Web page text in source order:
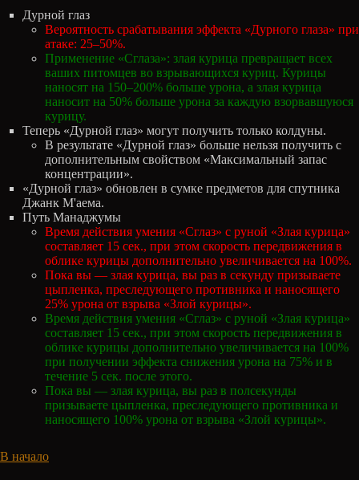
Дурной глаз
Вероятность срабатывания эффекта «Дурного глаза» при
атаке: 25–50%.
Применение «Сглаза»: злая курица превращает всех
ваших питомцев во взрывающихся куриц. Курицы
наносят на 150–200% больше урона, а злая курица
наносит на 50% больше урона за каждую взорвавшуюся
курицу.
Теперь «Дурной глаз» могут получить только колдуны.
В результате «Дурной глаз» больше нельзя получить с
дополнительным свойством «Максимальный запас
концентрации».
«Дурной глаз» обновлен в сумке предметов для спутника
Джанк М'аема.
Путь Манаджумы
Время действия умения «Сглаз» с руной «Злая курица»
составляет 15 сек., при этом скорость передвижения в
облике курицы дополнительно увеличивается на 100%.
Пока вы — злая курица, вы раз в секунду призываете
цыпленка, преследующего противника и наносящего
25% урона от взрыва «Злой курицы».
Время действия умения «Сглаз» с руной «Злая курица»
составляет 15 сек., при этом скорость передвижения в
облике курицы дополнительно увеличивается на 100%
при получении эффекта снижения урона на 75% и в
течение 5 сек. после этого.
Пока вы — злая курица, вы раз в полсекунды
призываете цыпленка, преследующего противника и
наносящего 100% урона от взрыва «Злой курицы».
В начало